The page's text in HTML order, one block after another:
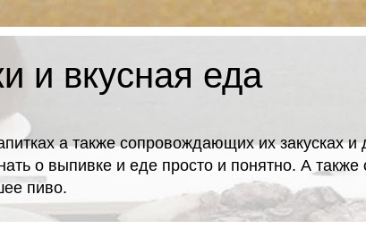
и вкусная еда
а также сопровождающих их закусках
о выпивке и еде просто и понятно. А
пиво.